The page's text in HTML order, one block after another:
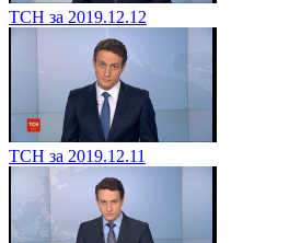
ТСН за 2019.12.12
ТСН за 2019.12.11